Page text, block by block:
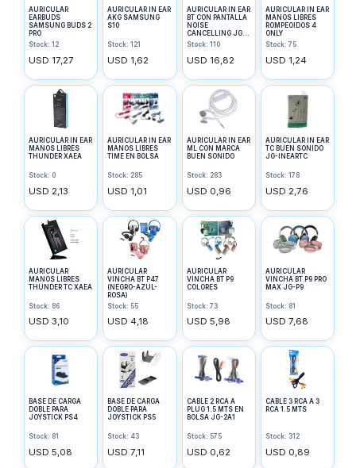
AURICULAR
EARBUDS
SAMSUNG BUDS 2
PRO
Stock: 12
USD 17,27
AURICULAR IN EAR
AKG SAMSUNG
S10
Stock: 121
USD 1,62
AURICULAR IN EAR
BT CON PANTALLA
NOISE
CANCELLING JG-
SCREENAURI
Stock: 110
USD 16,82
AURICULAR IN EAR
MANOS LIBRES
ROMPEOIDOS 4
ONLY
Stock: 75
USD 1,24
AURICULAR IN EAR
MANOS LIBRES
THUNDER XAEA
Stock: 0
USD 2,13
AURICULAR IN EAR
MANOS LIBRES
TIME EN BOLSA
Stock: 285
USD 1,01
AURICULAR IN EAR
ML CON MARCA
BUEN SONIDO
Stock: 283
USD 0,96
AURICULAR IN EAR
TC BUEN SONIDO
JG-INEARTC
Stock: 178
USD 2,76
AURICULAR
MANOS LIBRES
THUNDER TC XAEA
Stock: 86
USD 3,10
AURICULAR
VINCHA BT P47
(NEGRO-AZUL-
ROSA)
Stock: 55
USD 4,18
AURICULAR
VINCHA BT P9
COLORES
Stock: 73
USD 5,98
AURICULAR
VINCHA BT P9 PRO
MAX JG-P9
Stock: 81
USD 7,68
BASE DE CARGA
DOBLE PARA
JOYSTICK PS4
Stock: 81
USD 5,08
BASE DE CARGA
DOBLE PARA
JOYSTICK PS5
Stock: 43
USD 7,11
CABLE 2 RCA A
PLUG 1.5 MTS EN
BOLSA JG-2A1
Stock: 575
USD 0,62
CABLE 3 RCA A 3
RCA 1.5 MTS
Stock: 312
USD 0,89